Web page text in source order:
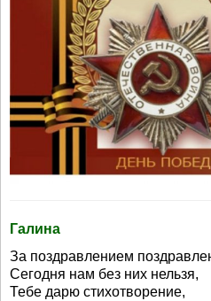
Галина
За поздравлением
Сегодня нам без них нельзя,
Тебе дарю стихотворение,